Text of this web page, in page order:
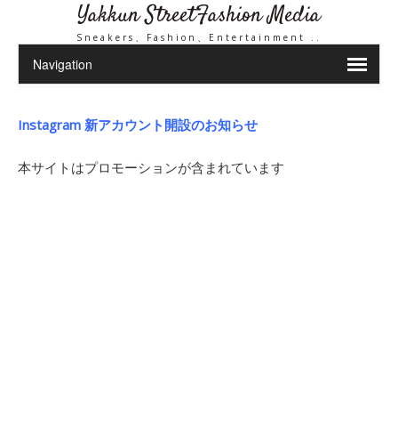
Yakkun StreetFashion Media
Sneakers、Fashion、Entertainment ..
Instagram 新アカウント開設のお知らせ
本サイトはプロモーションが含まれています